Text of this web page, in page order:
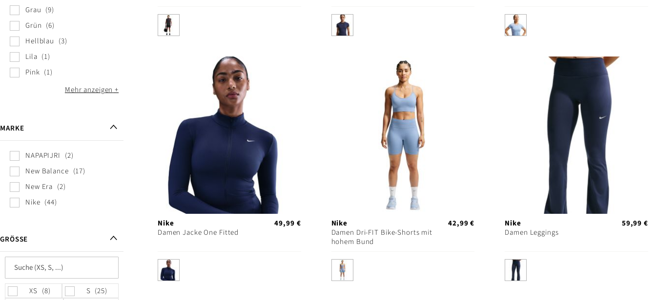
Nike
Damen Jacke One Fitted
49,99 €
Nike
Damen Dri-FIT Bike-Shorts mit
hohem Bund
42,99 €
Nike
Damen Leggings
59,99 €
Grau
9
Grün
6
Hellblau
3
Lila
1
Pink
1
Mehr anzeigen
MARKE
NAPAPIJRI
2
New Balance
17
New Era
2
Nike
44
GRÖSSE
XS 8 S
25